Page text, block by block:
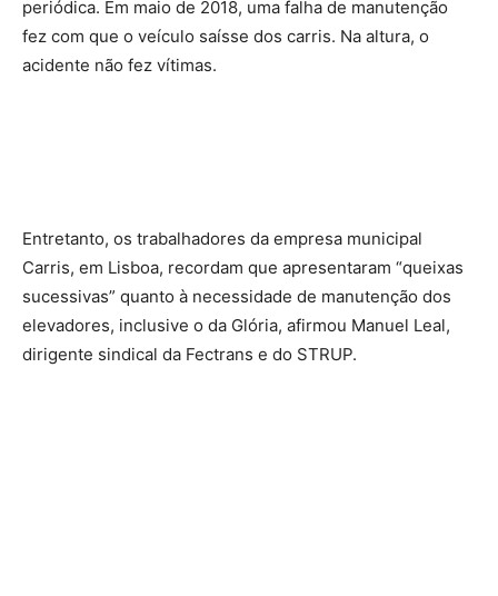
periódica. Em maio de 2018, uma falha de manutenção
fez com que o veículo saísse dos carris. Na altura, o
acidente não fez vítimas.
Entretanto, os trabalhadores da empresa municipal
Carris, em Lisboa, recordam que apresentaram “queixas
sucessivas” quanto à necessidade de manutenção dos
elevadores, inclusive o da Glória, afirmou Manuel Leal,
dirigente sindical da Fectrans e do STRUP.